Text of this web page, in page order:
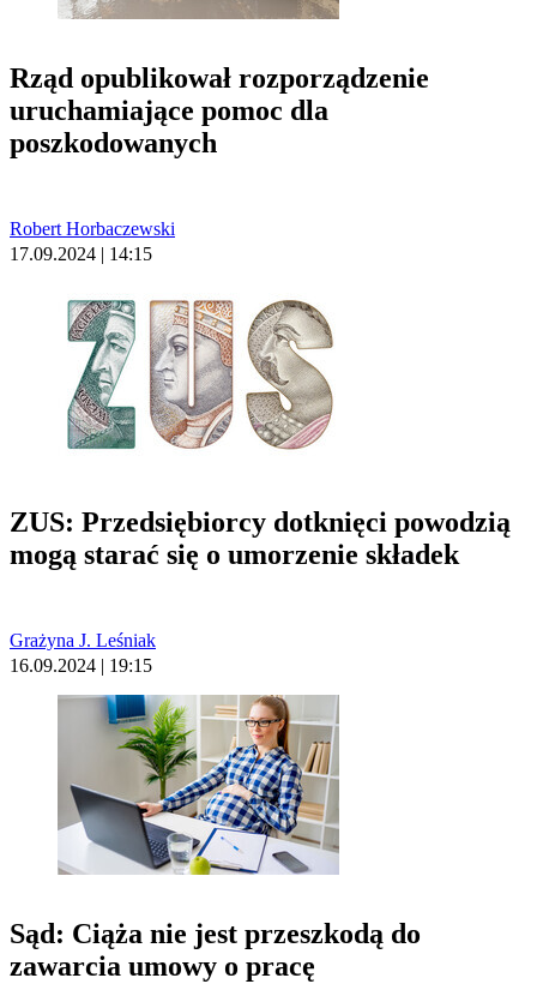
Rząd opublikował rozporządzenie
uruchamiające pomoc dla
poszkodowanych
Robert Horbaczewski
17.09.2024 | 14:15
ZUS: Przedsiębiorcy dotknięci powodzią
mogą starać się o umorzenie składek
Grażyna J. Leśniak
16.09.2024 | 19:15
Sąd: Ciąża nie jest przeszkodą do
zawarcia umowy o pracę